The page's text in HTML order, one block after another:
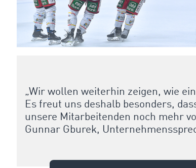
„Wir wollen weiterhin zeigen, wie
Es freut uns deshalb besonders,
unsere Mitarbeitenden noch mehr
Gunnar Gburek,